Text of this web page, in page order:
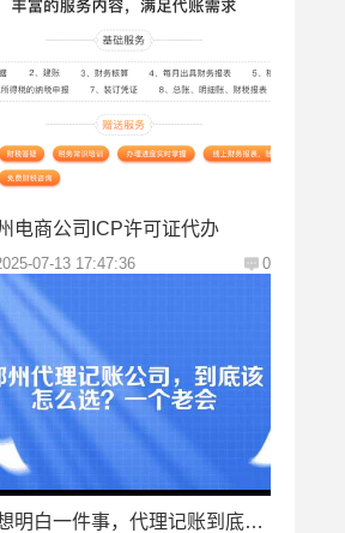
电商公司ICP许可证代办
07-13 17:47:36 0
先想明白一件事，代理记账到底买的是什么？